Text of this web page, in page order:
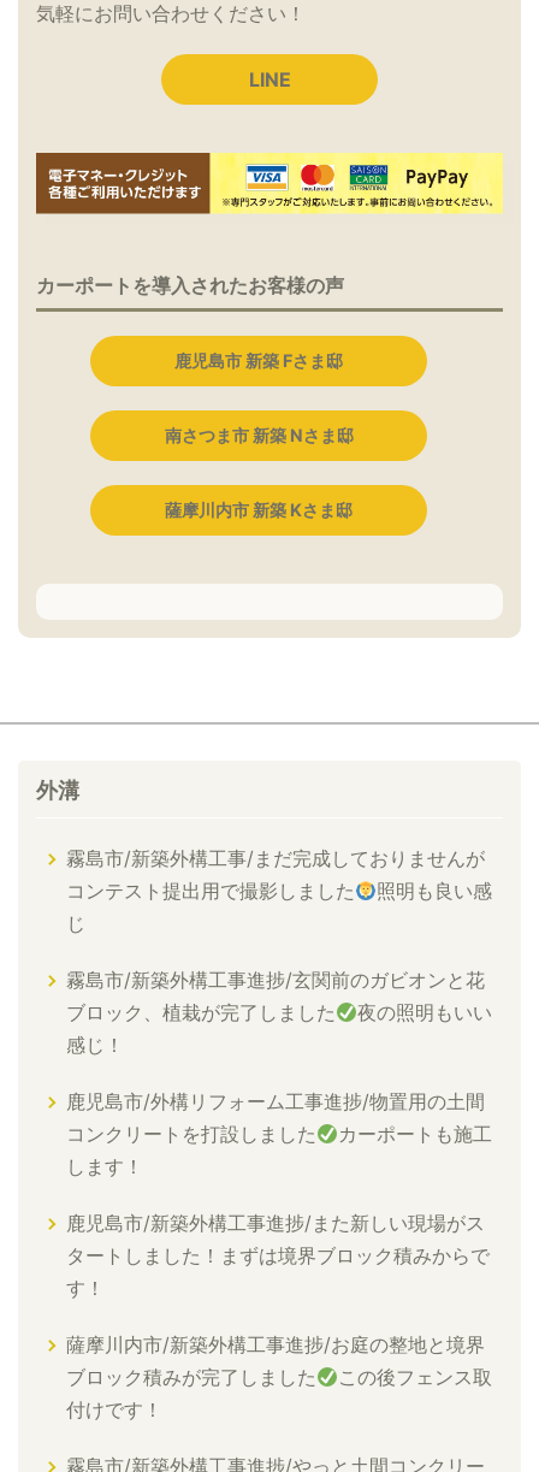
気軽にお問い合わせください！
LINE
カーポートを導入されたお客様の声
鹿児島市 新築 Fさま邸
南さつま市 新築 Nさま邸
薩摩川内市 新築 Kさま邸
外溝
霧島市/新築外構工事/まだ完成しておりませんが
コンテスト提出用で撮影しました
照明も良い感
じ
霧島市/新築外構工事進捗/玄関前のガビオンと花
ブロック、植栽が完了しました
夜の照明もいい
感じ！
鹿児島市/外構リフォーム工事進捗/物置用の土間
コンクリートを打設しました
カーポートも施工
します！
鹿児島市/新築外構工事進捗/また新しい現場がス
タートしました！まずは境界ブロック積みからで
す！
薩摩川内市/新築外構工事進捗/お庭の整地と境界
ブロック積みが完了しました
この後フェンス取
付けです！
霧島市/新築外構工事進捗/やっと土間コンクリー